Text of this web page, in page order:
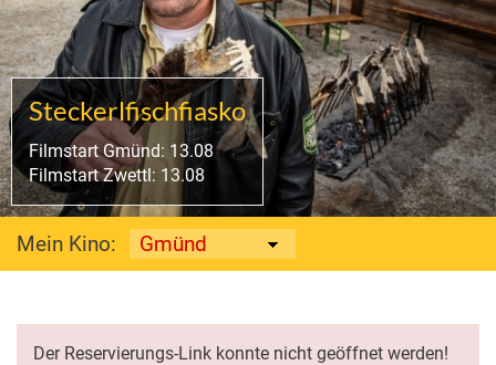
Steckerlfischfiasko
Filmstart Gmünd: 13.08
Filmstart Zwettl: 13.08
Mein Kino:
Der Reservierungs-Link konnte nicht geöffnet werden!